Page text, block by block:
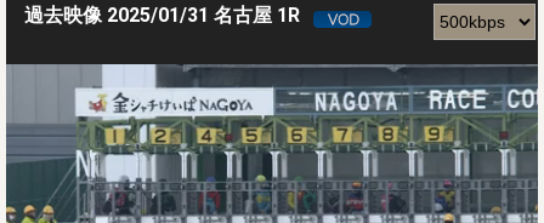
過去映像 2025/01/31 名古屋 1R